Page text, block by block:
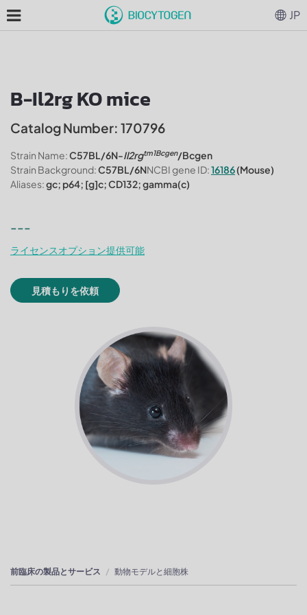
B-Il2rg KO mice
Catalog Number: 170796
Strain Name:C57BL/6N-Il2rgtm1Bcgen/Bcgen
Strain Background:C57BL/6NNCBI gene ID:16186(Mouse)
Aliases:gc; p64; [g]c; CD132; gamma(c)
---
ライセンスオプション提供可能
見積もりを依頼
前臨床の製品とサービス 動物モデルと細胞株
JP